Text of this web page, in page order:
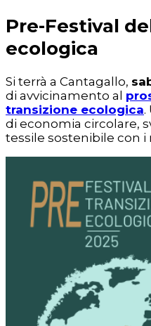
Pre-Festival
ecologica
Si terrà a Cantagallo,
di avvicinamento al
transizione ecologica.
di economia circolare,
tessile sostenibile con i